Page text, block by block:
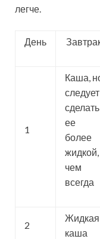
легче.
День
1
Каша,
следует
сделать
ее
более
жидкой,
чем
всегда
2
Жидкая
каша